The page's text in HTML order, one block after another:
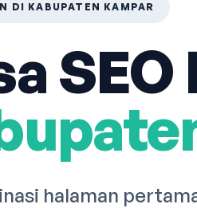
DI KABUPATEN KAMPAR
halaman